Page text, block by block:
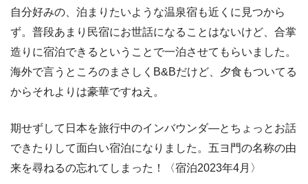
自分好みの、泊まりたいような温泉宿も近くに見つから
ず。普段あまり民宿にお世話になることはないけど、合掌
造りに宿泊できるということで一泊させてもらいました。
海外で言うところのまさしくB&Bだけど、夕食もついてる
からそれよりは豪華ですねえ。
期せずして日本を旅行中のインバウンダ―とちょっとお話
できたりして面白い宿泊になりました。五ヨ門の名称の由
来を尋ねるの忘れてしまった！〈宿泊2023年4月〉